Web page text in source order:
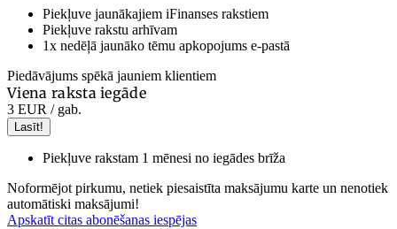
Piekļuve jaunākajiem iFinanses rakstiem
Piekļuve rakstu arhīvam
1x nedēļā jaunāko tēmu apkopojums e-pastā
Piedāvājums spēkā jauniem klientiem
Viena raksta iegāde
3 EUR / gab.
Lasīt!
Piekļuve rakstam 1 mēnesi no iegādes brīža
Noformējot pirkumu, netiek piesaistīta maksājumu karte un nenotiek
automātiski maksājumi!
Apskatīt citas abonēšanas iespējas